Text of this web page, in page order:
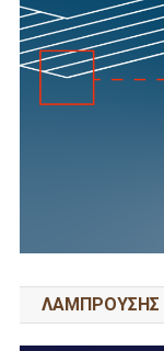
ΛΑΜΠΡΟΥΣΗΣ